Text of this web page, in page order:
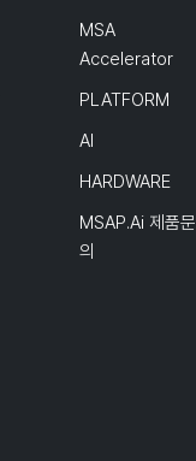
MSA
Accelerator
PLATFORM
AI
HARDWARE
MSAP.ai 제품문
의